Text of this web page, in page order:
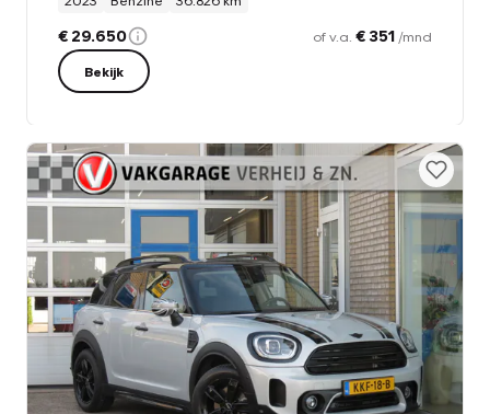
€ 29.650 of v.a. € 351 /mnd
Bekijk